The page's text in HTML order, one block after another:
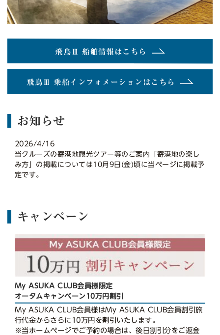
飛鳥Ⅲ 船舶情報はこちら
飛鳥Ⅲ 乗船インフォメーションはこちら
お知らせ
2026/4/16
当クルーズの寄港地観光ツアー等のご案内「寄港地の楽し
み方」の掲載については10月9日(金)頃に当ページに掲載予
定です。
キャンペーン
My ASUKA CLUB会員様限定
オータムキャンペーン10万円割引
My ASUKA CLUB会員様はMy ASUKA CLUB会員割引旅
行代金からさらに10万円を割引いたします。
※当ホームページでご予約の場合は、後日割引分をご返金